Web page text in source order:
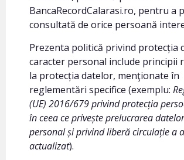
BancaRecordCalarasi.ro, pentru a
consultată de orice persoană
Prezenta politică privind protecția
caracter personal include principii
la protecția datelor, menţionate în
reglementări specifice (exemplu:
(UE) 2016/679 privind protecția
în ceea ce privește prelucrarea
personal și privind liberă circulație a
actualizat).